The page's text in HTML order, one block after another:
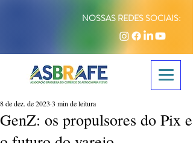
NOSSAS REDES SOCIAIS:
GenZ: os propulsores do Pix e
8 de dez. de 2023 3 min de leitura